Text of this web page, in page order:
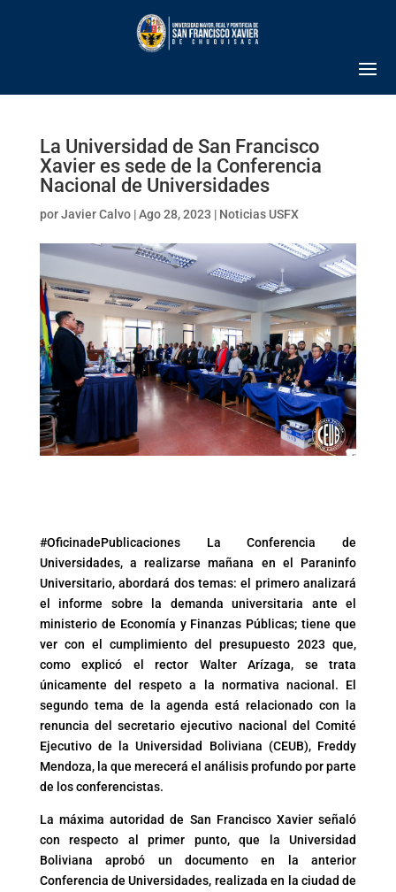
La Universidad de San Francisco
Xavier es sede de la Conferencia
Nacional de Universidades
porJavier Calvo|Ago 28, 2023 | Noticias USFX
#OficinadePublicaciones La Conferencia de
Universidades, a realizarse mañana en el Paraninfo
Universitario, abordará dos temas: el primero analizará
el informe sobre la demanda universitaria ante el
ministerio de Economía y Finanzas Públicas; tiene que
ver con el cumplimiento del presupuesto 2023 que,
como explicó el rector Walter Arízaga, se trata
únicamente del respeto a la normativa nacional. El
segundo tema de la agenda está relacionado con la
renuncia del secretario ejecutivo nacional del Comité
Ejecutivo de la Universidad Boliviana (CEUB), Freddy
Mendoza, la que merecerá el análisis profundo por parte
de los conferencistas.
La máxima autoridad de San Francisco Xavier señaló
con respecto al primer punto, que la Universidad
Boliviana aprobó un documento en la anterior
Conferencia de Universidades, realizada en la ciudad de